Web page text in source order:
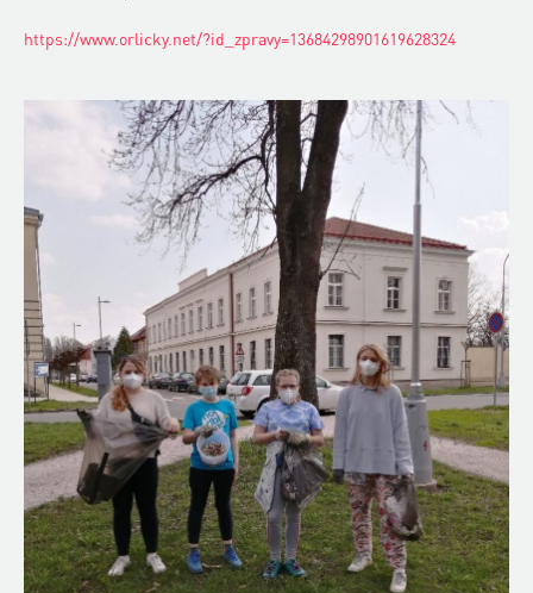
https://www.orlicky.net/?id_zpravy=13684298901619628324